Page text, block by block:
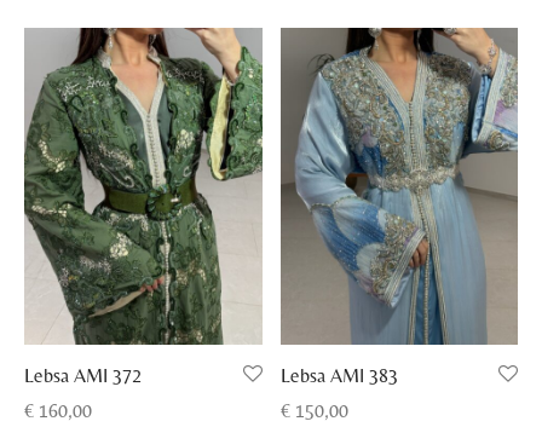
Lebsa AMI 372
€ 160,00
Lebsa AMI 383
€150,00